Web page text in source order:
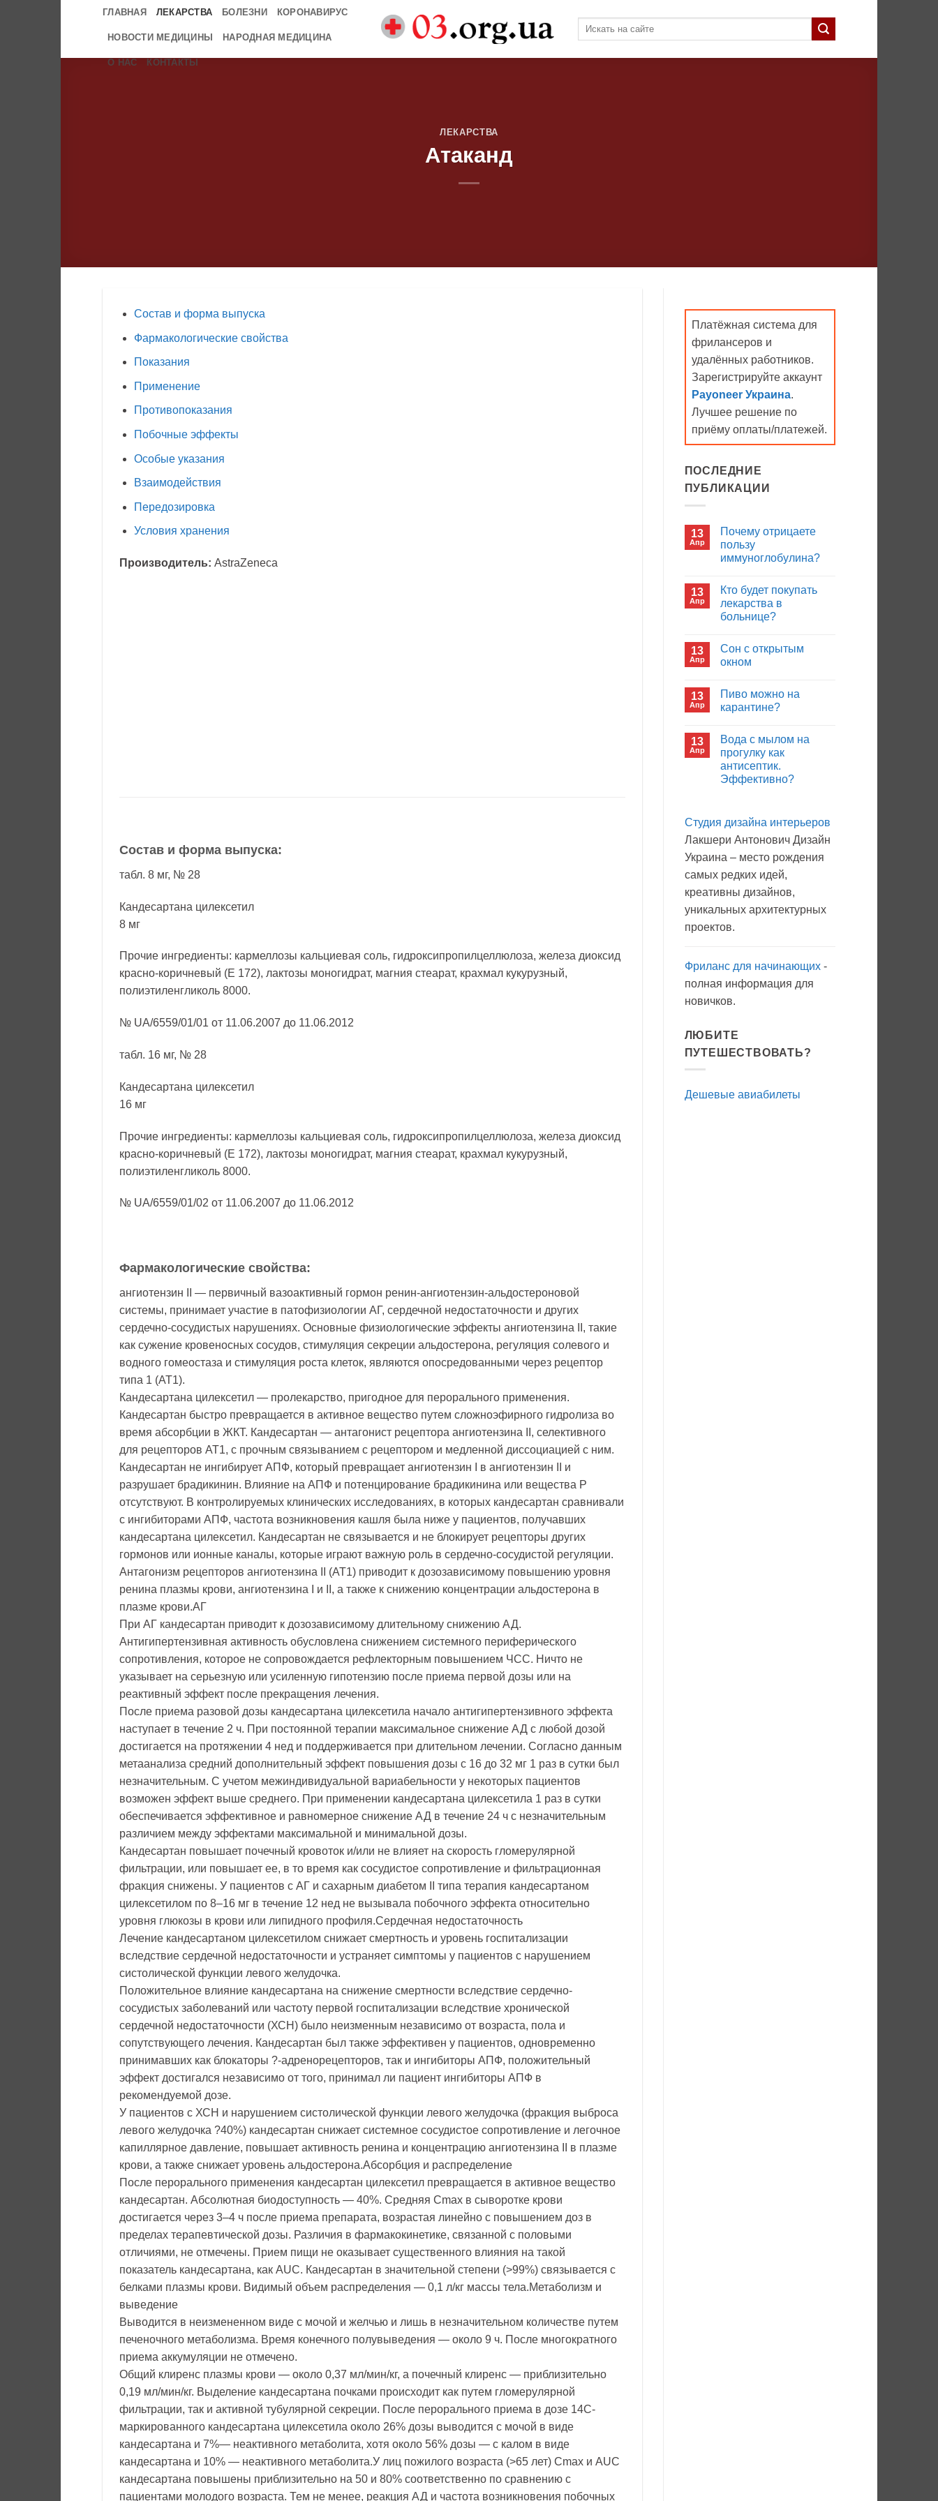
ГЛАВНАЯ ЛЕКАРСТВА БОЛЕЗНИ КОРОНАВИРУС
НОВОСТИ МЕДИЦИНЫ НАРОДНАЯ МЕДИЦИНА
О НАС КОНТАКТЫ
ЛЕКАРСТВА
Атаканд
Состав и форма выпуска
Фармакологические свойства
Показания
Применение
Противопоказания
Побочные эффекты
Особые указания
Взаимодействия
Передозировка
Условия хранения
Производитель: AstraZeneca
Состав и форма выпуска:
табл. 8 мг, № 28
Кандесартана цилексетил
8 мг
Прочие ингредиенты: кармеллозы кальциевая соль, гидроксипропилцеллюлоза, железа диоксид
красно-коричневый (Е 172), лактозы моногидрат, магния стеарат, крахмал кукурузный,
полиэтиленгликоль 8000.
№ UA/6559/01/01 от 11.06.2007 до 11.06.2012
табл. 16 мг, № 28
Кандесартана цилексетил
16 мг
Прочие ингредиенты: кармеллозы кальциевая соль, гидроксипропилцеллюлоза, железа диоксид
красно-коричневый (Е 172), лактозы моногидрат, магния стеарат, крахмал кукурузный,
полиэтиленгликоль 8000.
№ UA/6559/01/02 от 11.06.2007 до 11.06.2012
Фармакологические свойства:
ангиотензин II — первичный вазоактивный гормон ренин-ангиотензин-альдостероновой
системы, принимает участие в патофизиологии АГ, сердечной недостаточности и других
сердечно-сосудистых нарушениях. Основные физиологические эффекты ангиотензина II, такие
как сужение кровеносных сосудов, стимуляция секреции альдостерона, регуляция солевого и
водного гомеостаза и стимуляция роста клеток, являются опосредованными через рецептор
типа 1 (АТ1).
Кандесартана цилексетил — пролекарство, пригодное для перорального применения.
Кандесартан быстро превращается в активное вещество путем сложноэфирного гидролиза во
время абсорбции в ЖКТ. Кандесартан — антагонист рецептора ангиотензина II, селективного
для рецепторов АТ1, с прочным связыванием с рецептором и медленной диссоциацией с ним.
Кандесартан не ингибирует АПФ, который превращает ангиотензин I в ангиотензин II и
разрушает брадикинин. Влияние на АПФ и потенцирование брадикинина или вещества Р
отсутствуют. В контролируемых клинических исследованиях, в которых кандесартан сравнивали
с ингибиторами АПФ, частота возникновения кашля была ниже у пациентов, получавших
кандесартана цилексетил. Кандесартан не связывается и не блокирует рецепторы других
гормонов или ионные каналы, которые играют важную роль в сердечно-сосудистой регуляции.
Антагонизм рецепторов ангиотензина II (АТ1) приводит к дозозависимому повышению уровня
ренина плазмы крови, ангиотензина I и II, а также к снижению концентрации альдостерона в
плазме крови.АГ
При АГ кандесартан приводит к дозозависимому длительному снижению АД.
Антигипертензивная активность обусловлена снижением системного периферического
сопротивления, которое не сопровождается рефлекторным повышением ЧСС. Ничто не
указывает на серьезную или усиленную гипотензию после приема первой дозы или на
реактивный эффект после прекращения лечения.
После приема разовой дозы кандесартана цилексетила начало антигипертензивного эффекта
наступает в течение 2 ч. При постоянной терапии максимальное снижение АД с любой дозой
достигается на протяжении 4 нед и поддерживается при длительном лечении. Согласно данным
метаанализа средний дополнительный эффект повышения дозы с 16 до 32 мг 1 раз в сутки был
незначительным. С учетом межиндивидуальной вариабельности у некоторых пациентов
возможен эффект выше среднего. При применении кандесартана цилексетила 1 раз в сутки
обеспечивается эффективное и равномерное снижение АД в течение 24 ч с незначительным
различием между эффектами максимальной и минимальной дозы.
Кандесартан повышает почечный кровоток и/или не влияет на скорость гломерулярной
фильтрации, или повышает ее, в то время как сосудистое сопротивление и фильтрационная
фракция снижены. У пациентов с АГ и сахарным диабетом II типа терапия кандесартаном
цилексетилом по 8–16 мг в течение 12 нед не вызывала побочного эффекта относительно
уровня глюкозы в крови или липидного профиля.Сердечная недостаточность
Лечение кандесартаном цилексетилом снижает смертность и уровень госпитализации
вследствие сердечной недостаточности и устраняет симптомы у пациентов с нарушением
систолической функции левого желудочка.
Положительное влияние кандесартана на снижение смертности вследствие сердечно-
сосудистых заболеваний или частоту первой госпитализации вследствие хронической
сердечной недостаточности (ХСН) было неизменным независимо от возраста, пола и
сопутствующего лечения. Кандесартан был также эффективен у пациентов, одновременно
принимавших как блокаторы ?-адренорецепторов, так и ингибиторы АПФ, положительный
эффект достигался независимо от того, принимал ли пациент ингибиторы АПФ в
рекомендуемой дозе.
У пациентов с ХСН и нарушением систолической функции левого желудочка (фракция выброса
левого желудочка ?40%) кандесартан снижает системное сосудистое сопротивление и легочное
капиллярное давление, повышает активность ренина и концентрацию ангиотензина II в плазме
крови, а также снижает уровень альдостерона.Абсорбция и распределение
После перорального применения кандесартан цилексетил превращается в активное вещество
кандесартан. Абсолютная биодоступность — 40%. Средняя Сmax в сыворотке крови
достигается через 3–4 ч после приема препарата, возрастая линейно с повышением доз в
пределах терапевтической дозы. Различия в фармакокинетике, связанной с половыми
отличиями, не отмечены. Прием пищи не оказывает существенного влияния на такой
показатель кандесартана, как AUC. Кандесартан в значительной степени (>99%) связывается с
белками плазмы крови. Видимый объем распределения — 0,1 л/кг массы тела.Метаболизм и
выведение
Выводится в неизмененном виде с мочой и желчью и лишь в незначительном количестве путем
печеночного метаболизма. Время конечного полувыведения — около 9 ч. После многократного
приема аккумуляции не отмечено.
Общий клиренс плазмы крови — около 0,37 мл/мин/кг, а почечный клиренс — приблизительно
0,19 мл/мин/кг. Выделение кандесартана почками происходит как путем гломерулярной
фильтрации, так и активной тубулярной секреции. После перорального приема в дозе 14С-
маркированного кандесартана цилексетила около 26% дозы выводится с мочой в виде
кандесартана и 7%— неактивного метаболита, хотя около 56% дозы — с калом в виде
кандесартана и 10% — неактивного метаболита.У лиц пожилого возраста (>65 лет) Сmax и AUC
кандесартана повышены приблизительно на 50 и 80% соответственно по сравнению с
пациентами молодого возраста. Тем не менее, реакция АД и частота возникновения побочных
Платёжная система для
фрилансеров и
удалённых работников.
Зарегистрируйте аккаунт
Payoneer Украина.
Лучшее решение по
приёму оплаты/платежей.
ПОСЛЕДНИЕ
ПУБЛИКАЦИИ
13
Апр
Почему отрицаете
пользу
иммуноглобулина?
записи
Почему
отрицаете
пользу
13
Апр
Кто будет покупать
лекарства в
больнице?
записи
Кто
будет
больнице?
13
Апр
Сон с открытым
окном
записи
Сон
с
13
Апр
Пиво можно на
карантине?
записи
Пиво
можно
на
карантине?
13
Апр
Вода с мылом на
прогулку как
антисептик.
Эффективно?
Вода
мылом
на
прогулку
антисептик.
Студия дизайна интерьеров
Лакшери Антонович Дизайн
Украина – место рождения
самых редких идей,
креативны дизайнов,
уникальных архитектурных
проектов.
Фриланс для начинающих-
полная информация для
новичков.
ЛЮБИТЕ
ПУТЕШЕСТВОВАТЬ?
Дешевые авиабилеты